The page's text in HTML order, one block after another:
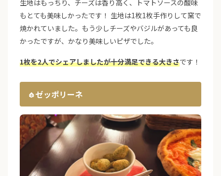
生地はもっちり、チーズは香り高く、トマトソースの酸味
もとても美味しかったです！ 生地は1枚1枚手作りして窯で
焼かれていました。もう少しチーズやバジルがあっても良
かったですが、かなり美味しいピザでした。
1枚を2人でシェアしましたが十分満足できる大きさです！
🧄ゼッポリーネ